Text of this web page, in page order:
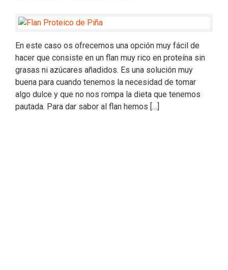
En este caso os ofrecemos una opción muy fácil de
hacer que consiste en un flan muy rico en proteína sin
grasas ni azúcares añadidos. Es una solución muy
buena para cuando tenemos la necesidad de tomar
algo dulce y que no nos rompa la dieta que tenemos
pautada. Para dar sabor al flan hemos […]